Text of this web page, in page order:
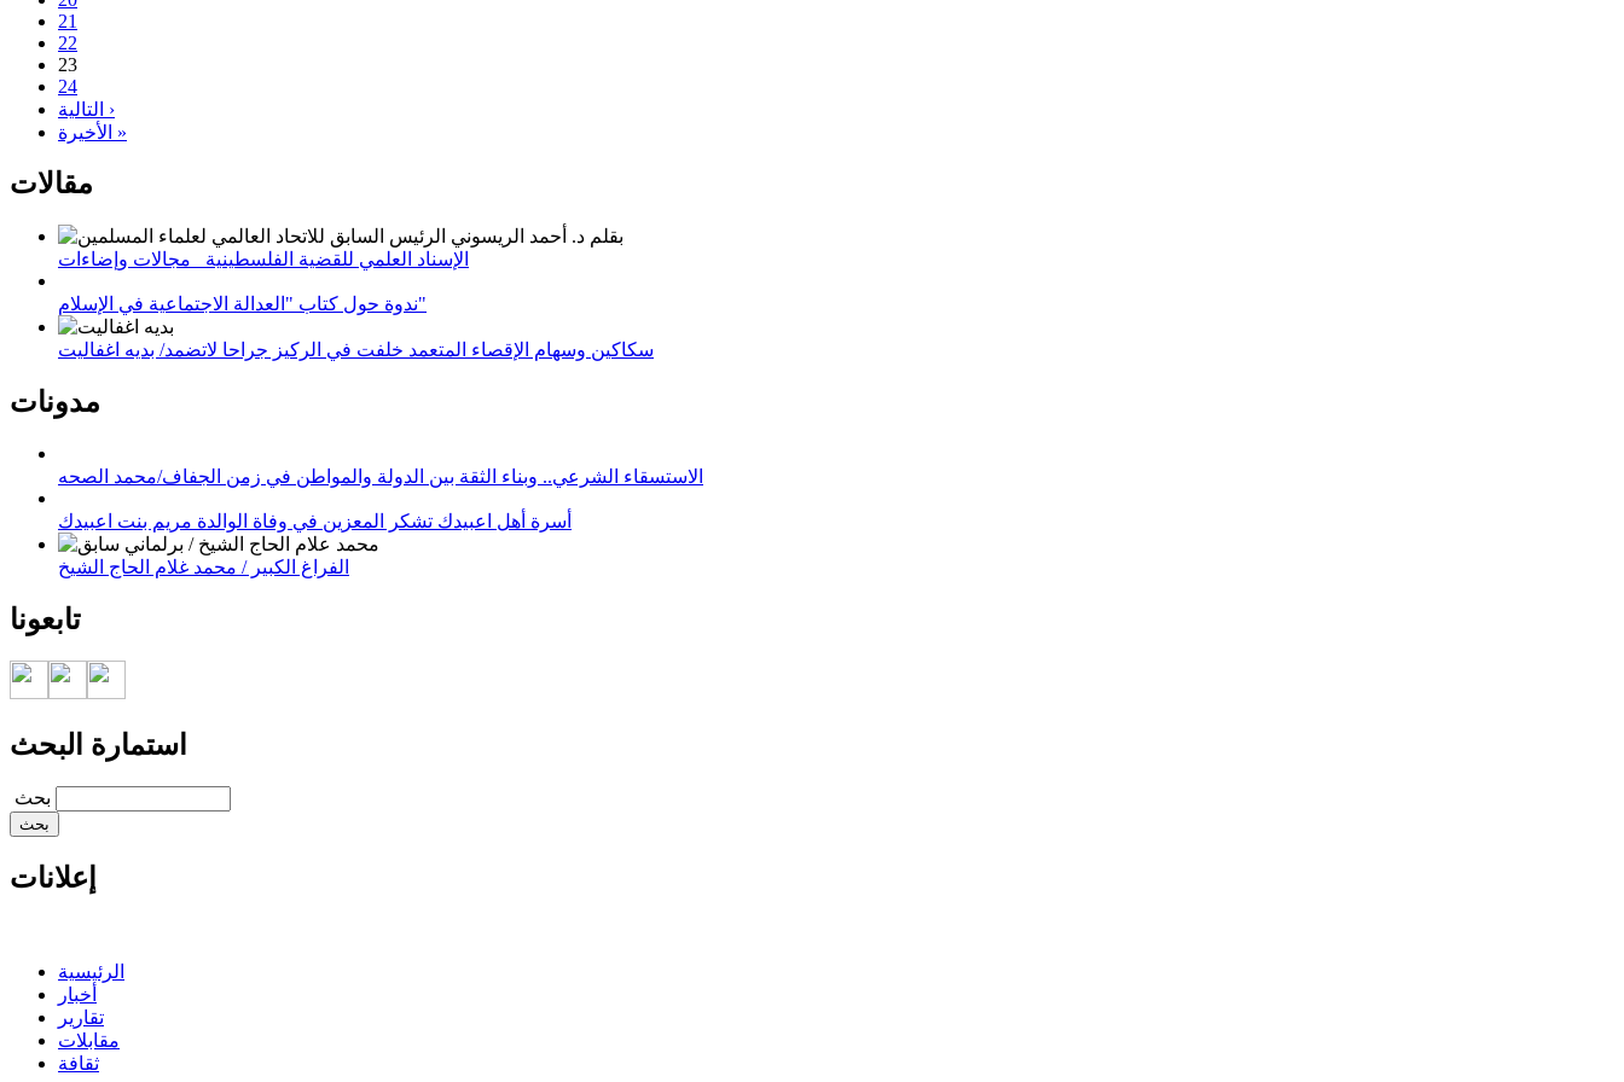
21
22
23
24
التالية ›
الأخيرة »
مقالات
الإسناد العلمي للقضية الفلسطينية_ مجالات وإضاءات
ندوة حول كتاب "العدالة الاجتماعية في الإسلام"
سكاكين وسهام الإقصاء المتعمد خلفت في الركيز جراحا لاتضمد/ بديه اغفاليت
مدونات
الاستسقاء الشرعي.. وبناء الثقة بين الدولة والمواطن في زمن الجفاف/محمد الصحه
أسرة أهل اعبيدك تشكر المعزين في وفاة الوالدة مريم بنت اعبيدك
الفراغ الكبير / محمد غلام الحاج الشيخ
تابعونا
استمارة البحث
‏بحث ‏
إعلانات
الرئيسية
أخبار
تقارير
مقابلات
ثقافة